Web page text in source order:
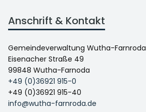
Anschrift & Kontakt
Gemeindeverwaltung Wutha-Farnroda
Eisenacher Straße 49
99848 Wutha-Farnoda
+49 (0)36921 915-0
+49 (0)36921 915-40
info@wutha-farnroda.de